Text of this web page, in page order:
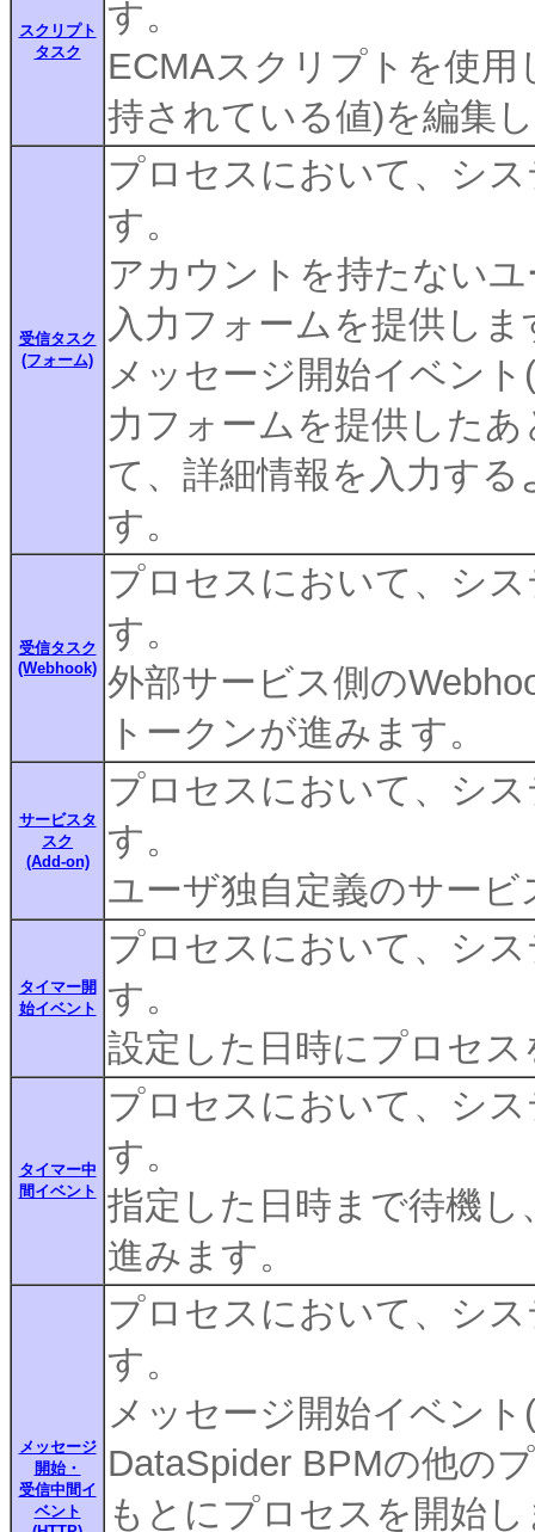
スクリプト
タスク
す。
ECMAスクリプトを使
持されている値)を編集
受信タスク
(フォーム)
プロセスにおいて、シ
す。
アカウントを持たない
入力フォームを提供しま
メッセージ開始イベン
力フォームを提供した
て、詳細情報を入力す
す。
受信タスク
(Webhook)
プロセスにおいて、シ
す。
外部サービス側の
トークンが進みます。
サービスタ
スク
(Add-on)
プロセスにおいて、シ
す。
ユーザ独自定義のサー
タイマー開
始イベント
プロセスにおいて、シ
す。
設定した日時にプロセ
タイマー中
間イベント
プロセスにおいて、シ
す。
指定した日時まで待機
進みます。
メッセージ
開始・
受信中間イ
ベント
プロセスにおいて、シ
す。
メッセージ開始イベン
DataSpider BPMの他の
もとにプロセスを開始